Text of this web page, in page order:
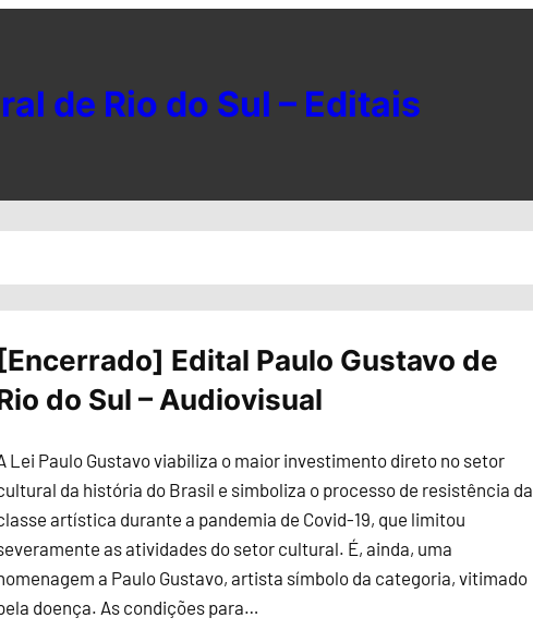
de Rio do Sul – Editais
[Encerrado] Edital Paulo Gustavo de
do Sul – Audiovisual
Lei Paulo Gustavo viabiliza o maior investimento direto no setor
da história do Brasil e simboliza o processo de resistência da
artística durante a pandemia de Covid-19, que limitou
as atividades do setor cultural. É, ainda, uma
a Paulo Gustavo, artista símbolo da categoria, vitimado
doença. As condições para…